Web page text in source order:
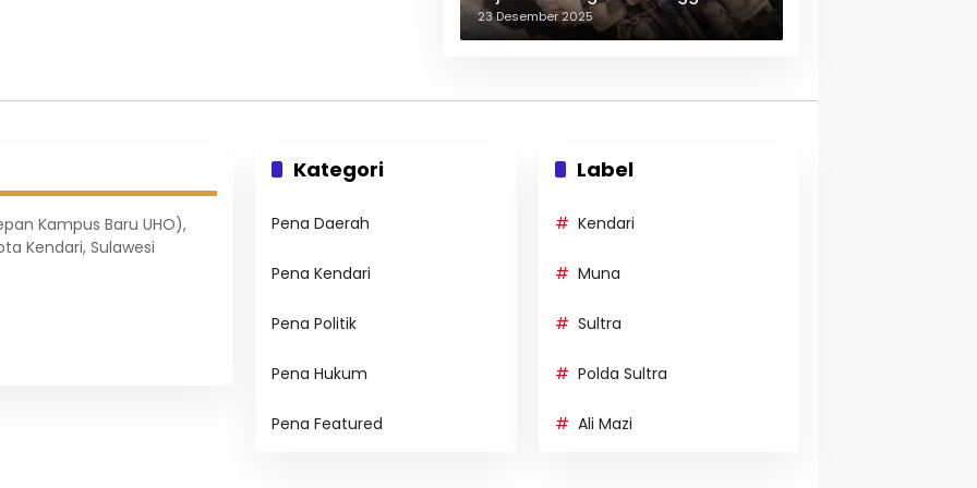
Berulang-ulang
23 Desember 2025
Kampus Baru UHO),
Kendari, Sulawesi
Kategori
Pena Daerah
Pena Kendari
Pena Politik
Pena Hukum
Pena Featured
Label
Kendari
Muna
Sultra
Polda Sultra
Ali Mazi